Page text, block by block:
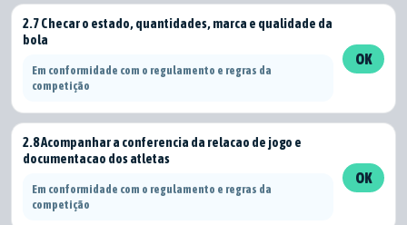
2.7 Checar o estado, quantidades, marca e qualidade da
bola
Em conformidade com o regulamento e regras da
competição
OK
2.8 Acompanhar a conferencia da relacao de jogo e
documentacao dos atletas
Em conformidade com o regulamento e regras da
competição
OK